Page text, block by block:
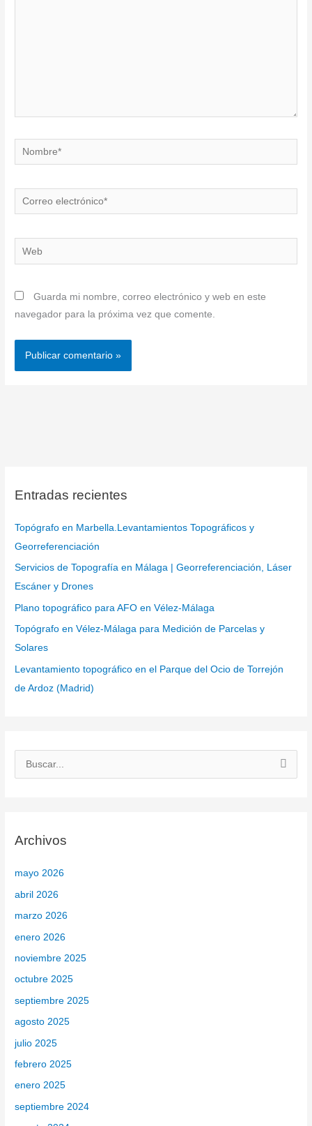
Nombre*
Correo
electrónico*
Web
Guarda mi nombre, correo electrónico y web en este
navegador para la próxima vez que comente.
Entradas recientes
Topógrafo en Marbella.Levantamientos Topográficos y
Georreferenciación
Servicios de Topografía en Málaga | Georreferenciación, Láser
Escáner y Drones
Plano topográfico para AFO en Vélez-Málaga
Topógrafo en Vélez-Málaga para Medición de Parcelas y
Solares
Levantamiento topográfico en el Parque del Ocio de Torrejón
de Ardoz (Madrid)
a
o
r
:
Archivos
mayo 2026
abril 2026
marzo 2026
enero 2026
noviembre 2025
octubre 2025
septiembre 2025
agosto 2025
julio 2025
febrero 2025
enero 2025
septiembre 2024